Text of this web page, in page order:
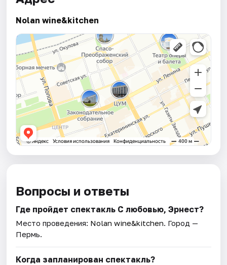
Nolan wine&kitchen
Вопросы и ответы
Где пройдет спектакль С любовью, Эрнест?
Место проведения: Nolan wine&kitchen. Город —
Пермь.
Когда запланирован спектакль?